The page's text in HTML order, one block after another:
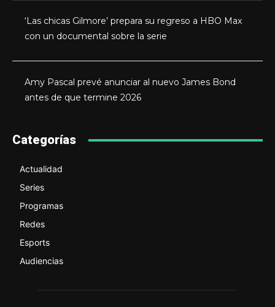
‘Las chicas Gilmore’ prepara su regreso a HBO Max
con un documental sobre la serie
Amy Pascal prevé anunciar al nuevo James Bond
antes de que termine 2026
Categorías
Actualidad
Series
Programas
Redes
Esports
Audiencias